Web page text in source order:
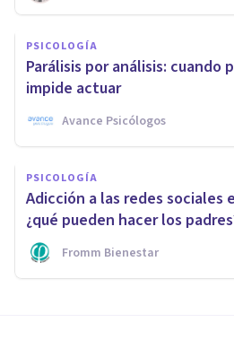
PSICOLOGÍA
Parálisis por análisis: cuando
impide actuar
Avance Psicólogos
PSICOLOGÍA
Adicción a las redes sociales
¿qué pueden hacer los
Fromm Bienestar